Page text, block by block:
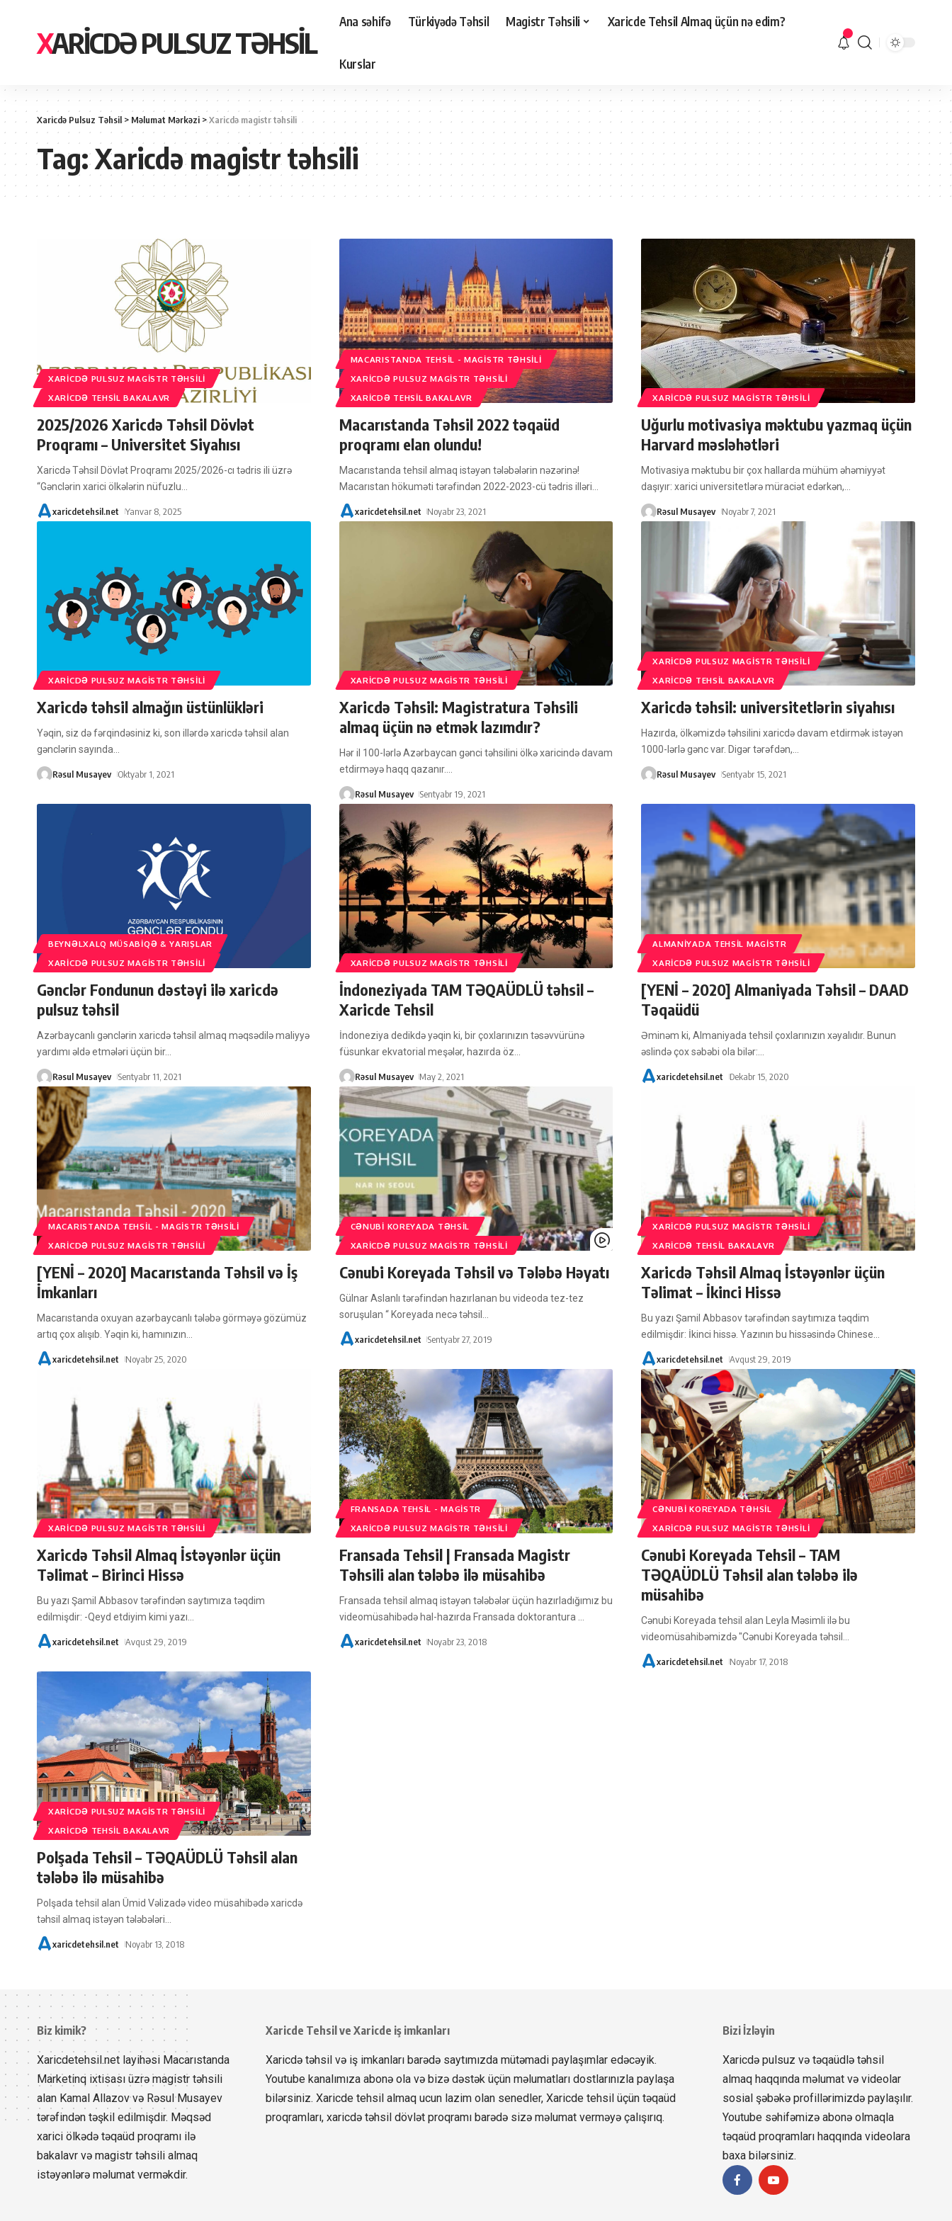
XARICDƏ PULSUZ TƏHSIL
Ana səhifə Türkiyədə Təhsil Magistr Təhsili Xaricde Tehsil Almaq üçün nə edim?
Kurslar
Xaricdə Pulsuz Təhsil> Məlumat Mərkəzi >Xaricdə magistr təhsili
Tag:Xaricdə magistr təhsili
XARICDƏ PULSUZ MAGISTR TƏHSILI
XARICDƏ TEHSIL BAKALAVR
2025/2026 Xaricdə Təhsil Dövlət
Proqramı – Universitet Siyahısı
Xaricdə Təhsil Dövlət Proqramı 2025/2026-cı tədris ili üzrə
“Gənclərin xarici ölkələrin nüfuzlu
xaricdetehsil.net Yanvar 8, 2025
MACARISTANDA TEHSIL - MAGISTR TƏHSILI
XARICDƏ PULSUZ MAGISTR TƏHSILI
XARICDƏ TEHSIL BAKALAVR
Macarıstanda Təhsil 2022 təqaüd
proqramı elan olundu!
Macarıstanda tehsil almaq istəyən tələbələrin nəzərinə!
Macarıstan hökuməti tərəfindən 2022-2023-cü tədris illəri
xaricdetehsil.net Noyabr 23, 2021
XARICDƏ PULSUZ MAGISTR TƏHSILI
Uğurlu motivasiya məktubu yazmaq üçün
Harvard məsləhətləri
Motivasiya məktubu bir çox hallarda mühüm əhəmiyyət
daşıyır: xarici universitetlərə müraciət edərkən,
Rəsul Musayev Noyabr 7, 2021
XARICDƏ PULSUZ MAGISTR TƏHSILI
Xaricdə təhsil almağın üstünlükləri
Yəqin, siz də fərqindəsiniz ki, son illərdə xaricdə təhsil alan
gənclərin sayında
Rəsul Musayev Oktyabr 1, 2021
XARICDƏ PULSUZ MAGISTR TƏHSILI
Xaricdə Təhsil: Magistratura Təhsili
almaq üçün nə etmək lazımdır?
Hər il 100-lərlə Azərbaycan gənci təhsilini ölkə xaricində davam
etdirməyə haqq qazanır.
Rəsul Musayev Sentyabr 19, 2021
XARICDƏ PULSUZ MAGISTR TƏHSILI
XARICDƏ TEHSIL BAKALAVR
Xaricdə təhsil: universitetlərin siyahısı
Hazırda, ölkəmizdə təhsilini xaricdə davam etdirmək istəyən
1000-lərlə gənc var. Digər tərəfdən,
Rəsul Musayev Sentyabr 15, 2021
BEYNƏLXALQ MÜSABIQƏ & YARIŞLAR
XARICDƏ PULSUZ MAGISTR TƏHSILI
Gənclər Fondunun dəstəyi ilə xaricdə
pulsuz təhsil
Azərbaycanlı gənclərin xaricdə təhsil almaq məqsədilə maliyyə
yardımı əldə etmələri üçün bir…
Rəsul Musayev Sentyabr 11, 2021
XARICDƏ PULSUZ MAGISTR TƏHSILI
İndoneziyada TAM TƏQAÜDLÜ təhsil –
Xaricde Tehsil
İndoneziya dedikdə yəqin ki, bir çoxlarınızın təsəvvürünə
füsunkar ekvatorial meşələr, hazırda öz
Rəsul Musayev May 2, 2021
ALMANIYADA TEHSIL MAGISTR
XARICDƏ PULSUZ MAGISTR TƏHSILI
[YENİ – 2020] Almaniyada Təhsil – DAAD
Təqaüdü
Əminəm ki, Almaniyada tehsil çoxlarınızın xəyalıdır. Bunun
əslində çox səbəbi ola bilər:
xaricdetehsil.net Dekabr 15, 2020
MACARISTANDA TEHSIL - MAGISTR TƏHSILI
XARICDƏ PULSUZ MAGISTR TƏHSILI
[YENİ – 2020] Macarıstanda Təhsil və İş
İmkanları
Macarıstanda oxuyan azərbaycanlı tələbə görməyə gözümüz
artıq çox alışıb. Yəqin ki, hamınızın
xaricdetehsil.net Noyabr 25, 2020
CƏNUBI KOREYADA TƏHSIL
XARICDƏ PULSUZ MAGISTR TƏHSILI
Cənubi Koreyada Təhsil və Tələbə Həyatı
Gülnar Aslanlı tərəfindən hazırlanan bu videoda tez-tez
soruşulan “ Koreyada necə təhsil
xaricdetehsil.net Sentyabr 27, 2019
XARICDƏ PULSUZ MAGISTR TƏHSILI
XARICDƏ TEHSIL BAKALAVR
Xaricdə Təhsil Almaq İstəyənlər üçün
Təlimat – İkinci Hissə
Bu yazı Şamil Abbasov tərəfindən saytımıza təqdim
edilmişdir: İkinci hissə. Yazının bu hissəsində Chinese
xaricdetehsil.net Avqust 29, 2019
XARICDƏ PULSUZ MAGISTR TƏHSILI
Xaricdə Təhsil Almaq İstəyənlər üçün
Təlimat – Birinci Hissə
Bu yazı Şamil Abbasov tərəfindən saytımıza təqdim
edilmişdir: -Qeyd etdiyim kimi yazı
xaricdetehsil.net Avqust 29, 2019
FRANSADA TEHSIL - MAGISTR
XARICDƏ PULSUZ MAGISTR TƏHSILI
Fransada Tehsil | Fransada Magistr
Təhsili alan tələbə ilə müsahibə
Fransada tehsil almaq istəyən tələbələr üçün hazırladığımız bu
videomüsahibədə hal-hazırda Fransada doktorantura
xaricdetehsil.net Noyabr 23, 2018
CƏNUBI KOREYADA TƏHSIL
XARICDƏ PULSUZ MAGISTR TƏHSILI
Cənubi Koreyada Tehsil – TAM
TƏQAÜDLÜ Təhsil alan tələbə ilə
müsahibə
Cənubi Koreyada tehsil alan Leyla Məsimli ilə bu
videomüsahibəmizdə "Cənubi Koreyada təhsil
xaricdetehsil.net Noyabr 17, 2018
XARICDƏ PULSUZ MAGISTR TƏHSILI
XARICDƏ TEHSIL BAKALAVR
Polşada Tehsil – TƏQAÜDLÜ Təhsil alan
tələbə ilə müsahibə
Polşada tehsil alan Ümid Vəlizadə video müsahibədə xaricdə
təhsil almaq istəyən tələbələri
xaricdetehsil.net Noyabr 13, 2018
Biz kimik?
Xaricdetehsil.net layihəsi Macarıstanda
Marketinq ixtisası üzrə magistr təhsili
alan Kamal Allazov və Rəsul Musayev
tərəfindən təşkil edilmişdir. Məqsəd
xarici ölkədə təqaüd proqramı ilə
bakalavr və magistr təhsili almaq
istəyənlərə məlumat verməkdir.
Xaricde Tehsil ve Xaricde iş imkanları
Xaricdə təhsil və iş imkanları barədə saytımızda mütəmadi paylaşımlar edəcəyik.
Youtube kanalımıza abonə ola və bizə dəstək üçün məlumatları dostlarınızla paylaşa
bilərsiniz. Xaricde tehsil almaq ucun lazim olan senedler, Xaricde tehsil üçün təqaüd
proqramları, xaricdə təhsil dövlət proqramı barədə sizə məlumat verməyə çalışırıq.
Bizi İzləyin
Xaricdə pulsuz və təqaüdlə təhsil
almaq haqqında məlumat və videolar
sosial şəbəkə profillərimizdə paylaşılır.
Youtube səhifəmizə abonə olmaqla
təqaüd proqramları haqqında videolara
baxa bilərsiniz.